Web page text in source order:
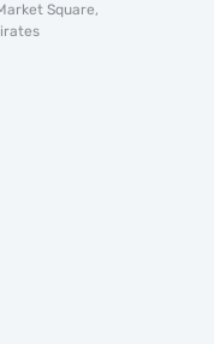
Square,